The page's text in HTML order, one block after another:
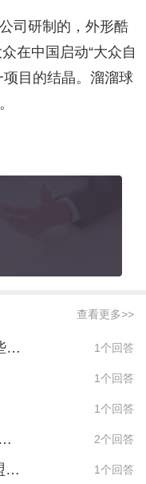
司研制的，外形酷
在中国启动“大众自
目的结晶。溜溜球
查看更多>>
1个回答
1个回答
1个回答
2个回答
1个回答